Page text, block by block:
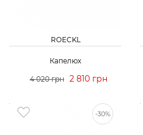
ROECKL
Капелюх
4 020 грн 2 810 грн
-30%